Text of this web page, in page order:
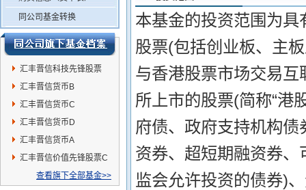
同公司基金转换
汇丰晋信科技先锋股票
汇丰晋信货币B
汇丰晋信货币C
汇丰晋信货币D
汇丰晋信货币A
汇丰晋信价值先锋股票C
查看旗下全部基金>>
本基金的投资范围为
股票(包括创业板、主
与香港股票市场交易
所上市的股票(简称“港
府债、政府支持机构
资券、超短期融资券
监会允许投资的债券)